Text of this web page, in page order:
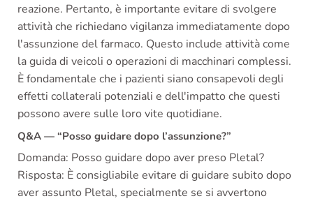
reazione. Pertanto, è importante evitare di svolgere
attività che richiedano vigilanza immediatamente dopo
l'assunzione del farmaco. Questo include attività come
la guida di veicoli o operazioni di macchinari complessi.
È fondamentale che i pazienti siano consapevoli degli
effetti collaterali potenziali e dell'impatto che questi
possono avere sulle loro vite quotidiane.
Q&A — “Posso guidare dopo l’assunzione?”
Domanda: Posso guidare dopo aver preso Pletal?
Risposta: È consigliabile evitare di guidare subito dopo
aver assunto Pletal, specialmente se si avvertono